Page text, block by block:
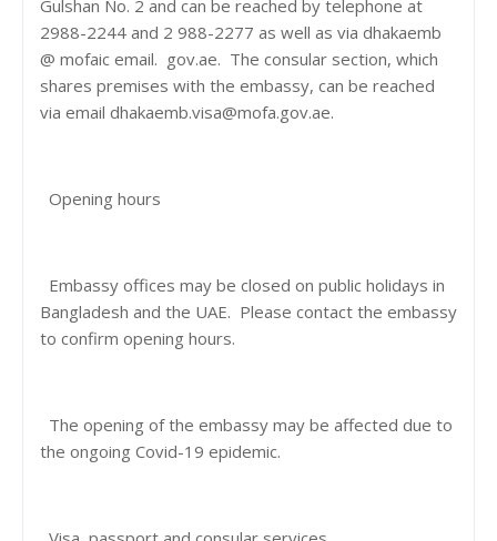
Gulshan No. 2 and can be reached by telephone at
2988-2244 and 2 988-2277 as well as via dhakaemb
@ mofaic email. gov.ae. The consular section, which
shares premises with the embassy, ​​can be reached
via email dhakaemb.visa@mofa.gov.ae.
Opening hours
Embassy offices may be closed on public holidays in
Bangladesh and the UAE. Please contact the embassy
to confirm opening hours.
The opening of the embassy may be affected due to
the ongoing Covid-19 epidemic.